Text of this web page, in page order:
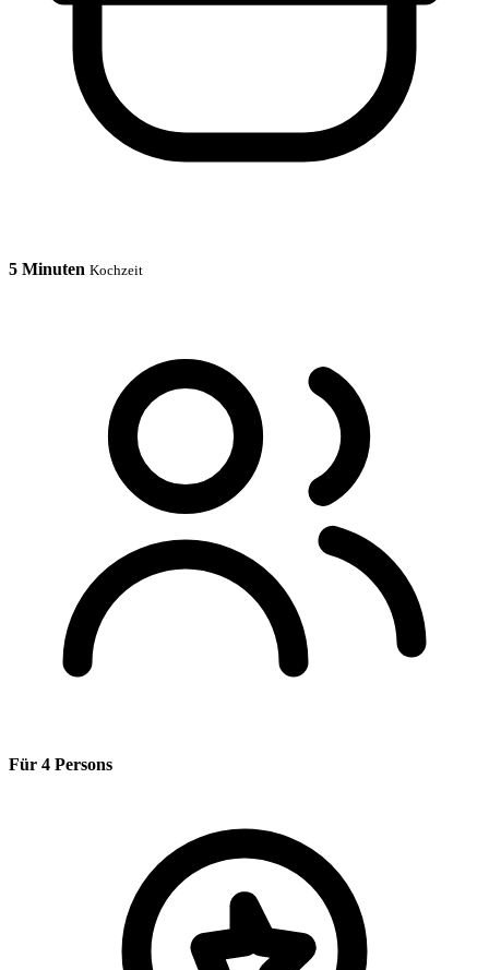
5 Minuten Kochzeit
Für 4 Persons